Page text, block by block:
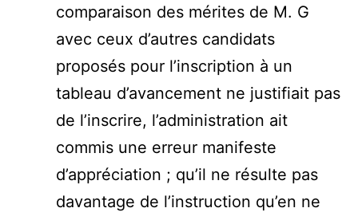
comparaison des mérites de M. G
avec ceux d’autres candidats
proposés pour l’inscription à un
tableau d’avancement ne justifiait pas
de l’inscrire, l’administration ait
commis une erreur manifeste
d’appréciation ; qu’il ne résulte pas
davantage de l’instruction qu’en ne